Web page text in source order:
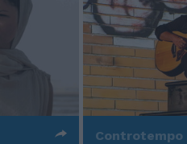
Controtempo